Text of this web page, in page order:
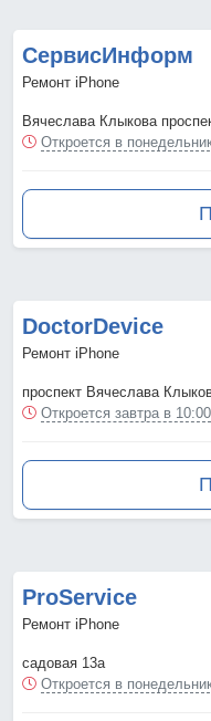
СервисИнформ
Ремонт iPhone
Вячеслава Клыкова
Откроется в
DoctorDevice
Ремонт iPhone
проспект Вячеслава
Откроется завтра в 10:00
ProService
Ремонт iPhone
садовая 13а
Откроется в